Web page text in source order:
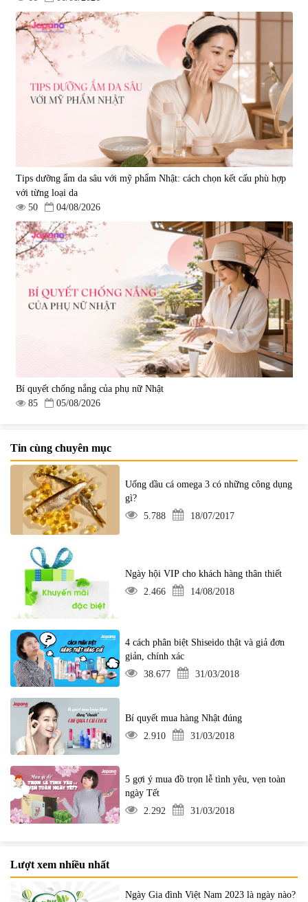
Tips dưỡng ẩm da sâu với mỹ phẩm Nhật: cách chọn kết cấu phù hợp
với từng loại da
50
04/08/2026
Bí quyết chống nắng của phụ nữ Nhật
85
05/08/2026
Tin cùng chuyên mục
Uống dầu cá omega 3 có những công dụng
gì?
5.788
18/07/2017
Ngày hội VIP cho khách hàng thân thiết
2.466
14/08/2018
4 cách phân biệt Shiseido thật và giả đơn
giản, chính xác
38.677
31/03/2018
Bí quyết mua hàng Nhật đúng
2.910
31/03/2018
5 gợi ý mua đồ trọn lễ tình yêu, vẹn toàn
ngày Tết
2.292
31/03/2018
Lượt xem nhiều nhất
Ngày Gia đình Việt Nam 2023 là ngày nào?